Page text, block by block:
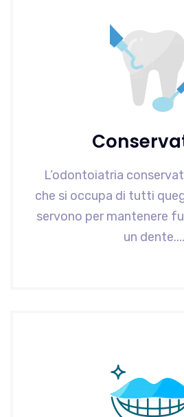
L’odontoiatria
che si occupa di tutti
servono per mantenere
un dente....